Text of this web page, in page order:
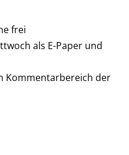
frei
als E-Paper und
Kommentarbereich der